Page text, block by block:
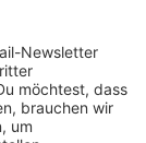
er sein